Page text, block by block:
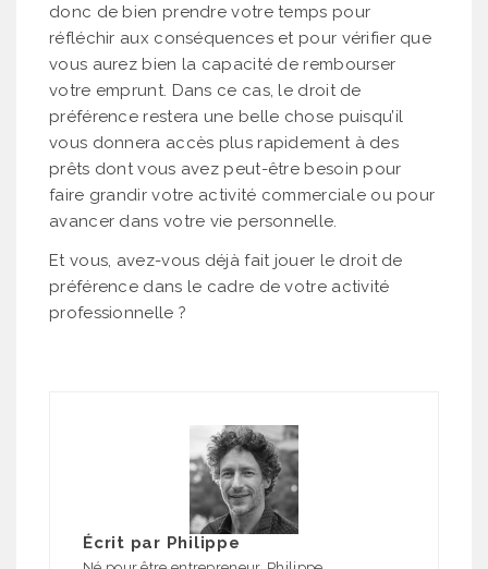
donc de bien prendre votre temps pour
réfléchir aux conséquences et pour vérifier que
vous aurez bien la capacité de rembourser
votre emprunt. Dans ce cas, le droit de
préférence restera une belle chose puisqu’il
vous donnera accès plus rapidement à des
prêts dont vous avez peut-être besoin pour
faire grandir votre activité commerciale ou pour
avancer dans votre vie personnelle.
Et vous, avez-vous déjà fait jouer le droit de
préférence dans le cadre de votre activité
professionnelle ?
Écrit par Philippe